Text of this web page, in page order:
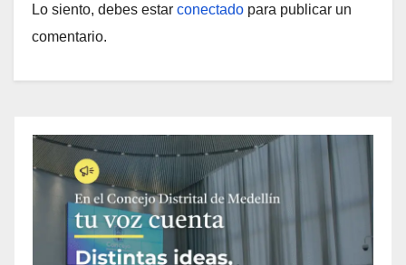
Lo siento, debes estar conectado para publicar un
comentario.